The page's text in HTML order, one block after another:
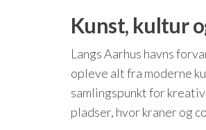
Kunst, kultur
Langs Aarhus havns
opleve alt fra moderne
samlingspunkt for
pladser, hvor kraner og